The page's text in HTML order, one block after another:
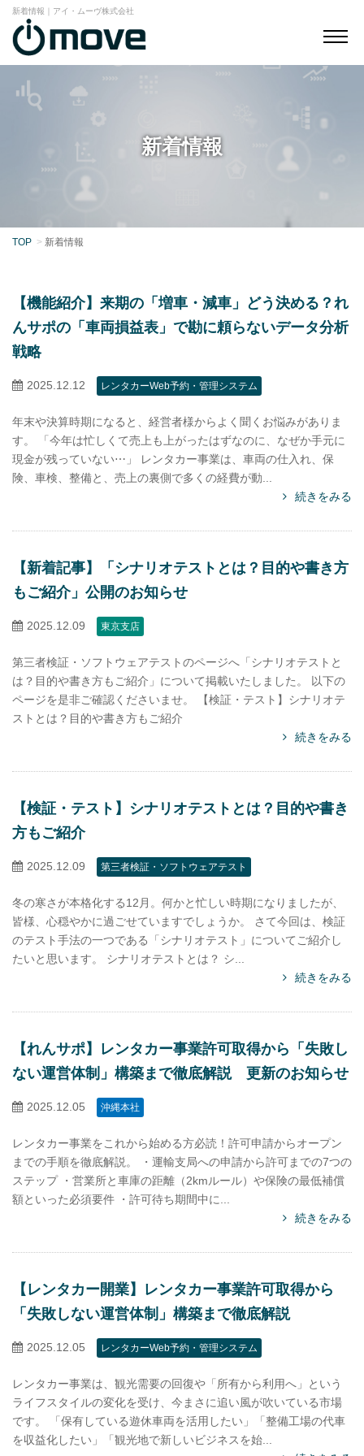
新着情報｜アイ・ムーヴ株式会社
新着情報
TOP 新着情報
【機能紹介】来期の「増車・減車」どう決める？れ
んサポの「車両損益表」で勘に頼らないデータ分析
戦略
2025.12.12 レンタカーWeb予約・管理システム
年末や決算時期になると、経営者様からよく聞くお悩みがありま
す。 「今年は忙しくて売上も上がったはずなのに、なぜか手元に
現金が残っていない⋯」 レンタカー事業は、車両の仕入れ、保
険、車検、整備と、売上の裏側で多くの経費が動...
続きをみる
【新着記事】「シナリオテストとは？目的や書き方
もご紹介」公開のお知らせ
2025.12.09 東京支店
第三者検証・ソフトウェアテストのページへ「シナリオテストと
は？目的や書き方もご紹介」について掲載いたしました。 以下の
ページを是非ご確認くださいませ。 【検証・テスト】シナリオテ
ストとは？目的や書き方もご紹介
続きをみる
【検証・テスト】シナリオテストとは？目的や書き
方もご紹介
2025.12.09 第三者検証・ソフトウェアテスト
冬の寒さが本格化する12月。何かと忙しい時期になりましたが、
皆様、心穏やかに過ごせていますでしょうか。 さて今回は、検証
のテスト手法の一つである「シナリオテスト」についてご紹介し
たいと思います。 シナリオテストとは？ シ...
続きをみる
【れんサポ】レンタカー事業許可取得から「失敗し
ない運営体制」構築まで徹底解説 更新のお知らせ
2025.12.05 沖縄本社
レンタカー事業をこれから始める方必読！許可申請からオープン
までの手順を徹底解説。 ・運輸支局への申請から許可までの7つの
ステップ ・営業所と車庫の距離（2kmルール）や保険の最低補償
額といった必須要件 ・許可待ち期間中に...
続きをみる
【レンタカー開業】レンタカー事業許可取得から
「失敗しない運営体制」構築まで徹底解説
2025.12.05 レンタカーWeb予約・管理システム
レンタカー事業は、観光需要の回復や「所有から利用へ」という
ライフスタイルの変化を受け、今まさに追い風が吹いている市場
です。 「保有している遊休車両を活用したい」「整備工場の代車
を収益化したい」「観光地で新しいビジネスを始...